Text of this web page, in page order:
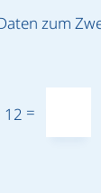
zum
12 =